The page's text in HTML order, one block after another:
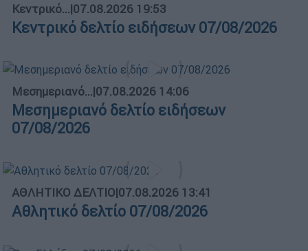
Κεντρικό...|07.08.2026 19:53
Κεντρικό δελτίο ειδήσεων 07/08/2026
Μεσημεριανό...|07.08.2026 14:06
Μεσημεριανό δελτίο ειδήσεων
07/08/2026
ΑΘΛΗΤΙΚΟ ΔΕΛΤΙΟ|07.08.2026 13:41
Αθλητικό δελτίο 07/08/2026